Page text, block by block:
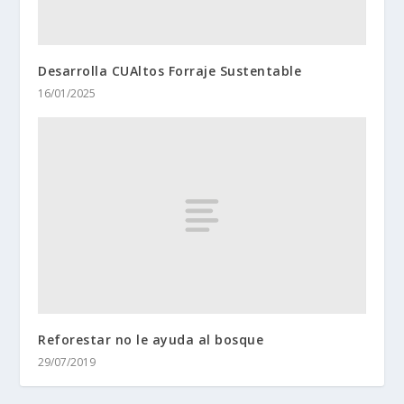
Desarrolla CUAltos Forraje Sustentable
16/01/2025
Reforestar no le ayuda al bosque
29/07/2019